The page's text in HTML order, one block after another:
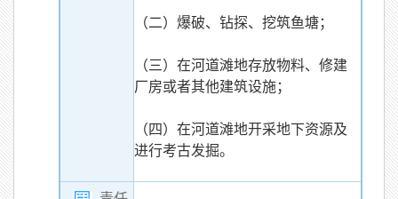
（二）爆破、钻探、挖筑鱼塘；
（三）在河道滩地存放物料、修建
厂房或者其他建筑设施；
（四）在河道滩地开采地下资源及
进行考古发掘。